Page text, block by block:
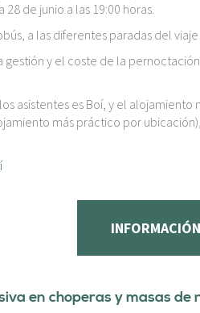
de junio a las 19:00 horas.
a las diferentes paradas del
gestión y el coste de la
asistentes es Boí, y el
más práctico por
en choperas y masas de